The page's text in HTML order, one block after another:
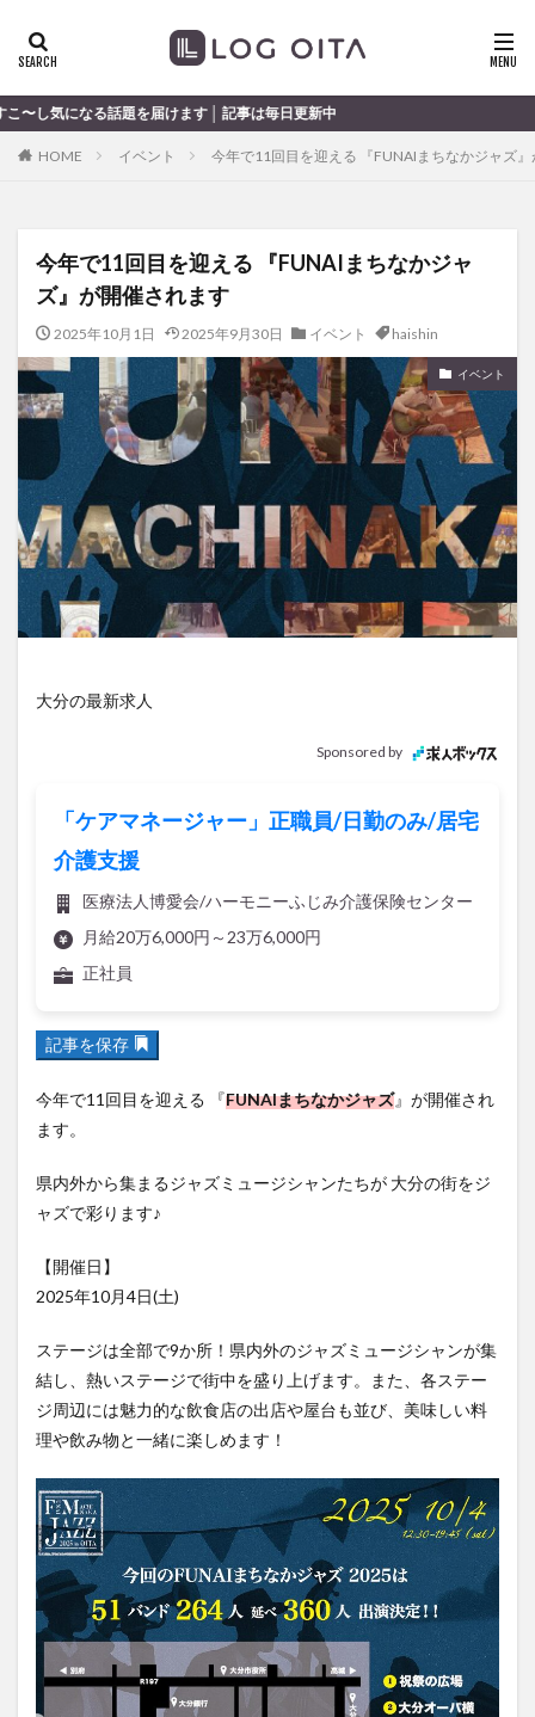
届けます │ 記事は毎日更新中
HOME イベント 今年で11回目を迎える 『FUNAIまちなかジャズ
今年で11回目を迎える 『FUNAIまちなかジャ
ズ』が開催されます
2025年10月1日 2025年9月30日 イベント haishin
イベント
大分の最新求人
Sponsored by
「ケアマネージャー」正職員/日勤のみ/居宅
介護支援
医療法人博愛会/ハーモニーふじみ介護保険センター
月給20万6,000円～23万6,000円
正社員
記事を保存
今年で11回目を迎える 『FUNAIまちなかジャズ』が開催され
ます。
県内外から集まるジャズミュージシャンたちが 大分の街をジ
ャズで彩ります♪
【開催日】
2025年10月4日(土)
ステージは全部で9か所！県内外のジャズミュージシャンが集
結し、熱いステージで街中を盛り上げます。また、各ステー
ジ周辺には魅力的な飲食店の出店や屋台も並び、美味しい料
理や飲み物と一緒に楽しめます！
ディナー
haishin
haisin haisnin hasihin
hasishin
hishin
hqaishin
OPA
Paypay PR TOKIPO
TOYOTA
あじさい
いちご うみたまご
おでかけ
お土産
お弁当 かき氷
からあげ
くじゅう連山
ねとらぼ
ひまわり
ふるさと納税
まつり
みかん
むし湯
わさだタウン
わったん
アイススケート
アウトドア
アサイーボウル
アフリカンサファリ
アミュプラザおおいた
アレンジレシピ
アートプラザ
イタリア料理
ウクライナ
サイゼリヤ
サウナ
ジャマイカ料理
ジャークチキン
スイーツ
スタバ
チキンカレー
テイクアウト
テレビ
トキハ本店
ハロウィン
ハンバーガー
ハンバーグ
ビアガーデン
ラバーダック
ランチ ラーメン
リニューアル
リンクスクエア
中央町
佐伯市
佐伯市ランチ
別府市
別府観光 古国府 古墳
古物
古着
台湾料理 和定食 和菓子
和食
国東市
地獄めぐり 城島高原パーク
夏祭り
外貨両替機
大分みなと祭り
大分グルメ
大分スイーツ
大分ランチ
大分三好ヴァイセアドラー
大分県
大分県立美術館 大分空港
大分駅
大分駅近く
大神ファーム
大谷翔平選手
姫島村
子ども教室 子ども服
子育て
宇佐市
居酒屋
平和市民公園能楽堂